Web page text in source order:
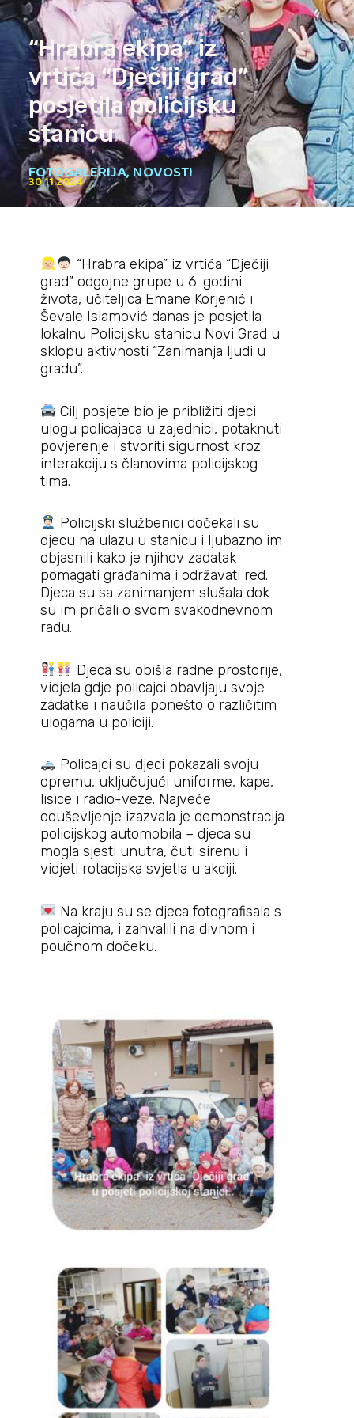
“Hrabra ekipa” iz
vrtića “Dječiji grad”
posjetila policijsku
stanicu
FOTOGALERIJA,NOVOSTI
30.11.2024
“Hrabra ekipa” iz vrtića “Dječiji
grad” odgojne grupe u 6. godini
života, učiteljica Emane Korjenić i
Ševale Islamović danas je posjetila
lokalnu Policijsku stanicu Novi Grad u
sklopu aktivnosti “Zanimanja ljudi u
gradu”.
Cilj posjete bio je približiti djeci
ulogu policajaca u zajednici, potaknuti
povjerenje i stvoriti sigurnost kroz
interakciju s članovima policijskog
tima.
Policijski službenici dočekali su
djecu na ulazu u stanicu i ljubazno im
objasnili kako je njihov zadatak
pomagati građanima i održavati red.
Djeca su sa zanimanjem slušala dok
su im pričali o svom svakodnevnom
radu.
Djeca su obišla radne prostorije,
vidjela gdje policajci obavljaju svoje
zadatke i naučila ponešto o različitim
ulogama u policiji.
Policajci su djeci pokazali svoju
opremu, uključujući uniforme, kape,
lisice i radio-veze. Najveće
oduševljenje izazvala je demonstracija
policijskog automobila – djeca su
mogla sjesti unutra, čuti sirenu i
vidjeti rotacijska svjetla u akciji.
Na kraju su se djeca fotografisala s
policajcima, i zahvalili na divnom i
poučnom dočeku.